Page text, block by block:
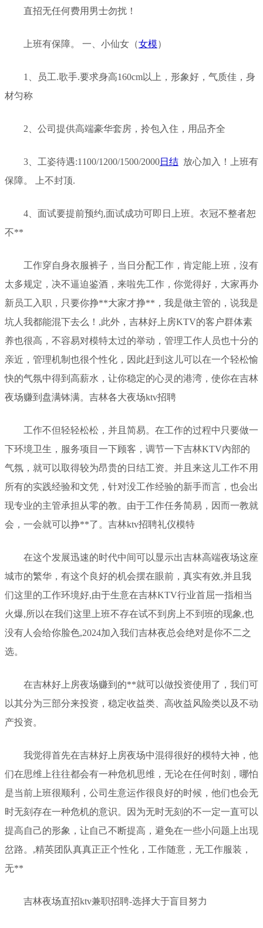
直招无任何费用男士勿扰！
上班有保障。 一、小仙女（女模）
1、员工.歌手.要求身高160cm以上，形象好，气质佳，身
材匀称
2、公司提供高端豪华套房，拎包入住，用品齐全
3、工姿待遇:1100/1200/1500/2000日结 放心加入！上班有
保障。 上不封顶.
4、面试要提前预约,面试成功可即日上班。衣冠不整者恕
不**
工作穿自身衣服裤子，当日分配工作，肯定能上班，沒有
太多规定，决不逼迫鉴酒，来啦先工作，你觉得好，大家再办
新员工入职，只要你挣**大家才挣**，我是做主管的，说我是
坑人我都能混下去么！,此外，吉林好上房KTV的客户群体素
养也很高，不容易对模特太过的举动，管理工作人员也十分的
亲近，管理机制也很个性化，因此赶到这儿可以在一个轻松愉
快的气氛中得到高薪水，让你稳定的心灵的港湾，使你在吉林
夜场赚到盘满钵满。吉林各大夜场ktv招聘
工作不但轻轻松松，并且简易。在工作的过程中只要做一
下环境卫生，服务项目一下顾客，调节一下吉林KTV內部的
气氛，就可以取得较为昂贵的日结工资。并且来这儿工作不用
所有的实践经验和文凭，针对没工作经验的新手而言，也会出
现专业的主管承担从零的教。由于工作任务简易，因而一教就
会，一会就可以挣**了。吉林ktv招聘礼仪模特
在这个发展迅速的时代中间可以显示出吉林高端夜场这座
城市的繁华，有这个良好的机会摆在眼前，真实有效,并且我
们这里的工作环境好,由于生意在吉林KTV行业首屈一指相当
火爆,所以在我们这里上班不存在试不到房上不到班的现象,也
没有人会给你脸色,2024加入我们吉林夜总会绝对是你不二之
选。
在吉林好上房夜场赚到的**就可以做投资使用了，我们可
以其分为三部分来投资，稳定收益类、高收益风险类以及不动
产投资。
我觉得首先在吉林好上房夜场中混得很好的模特大神，他
们在思维上往往都会有一种危机思维，无论在任何时刻，哪怕
是当前上班很顺利，公司生意运作很良好的时候，他们也会无
时无刻存在一种危机的意识。因为无时无刻的不一定一直可以
提高自己的形象，让自己不断提高，避免在一些小问题上出现
岔路。,精英团队真真正正个性化，工作随意，无工作服装，
无**
吉林夜场直招ktv兼职招聘-选择大于盲目努力